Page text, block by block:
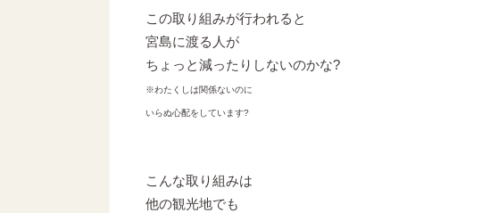
この取り組みが行われると
宮島に渡る人が
ちょっと減ったりしないのかな?
※わたくしは関係ないのに
いらぬ心配をしています?
こんな取り組みは
他の観光地でも